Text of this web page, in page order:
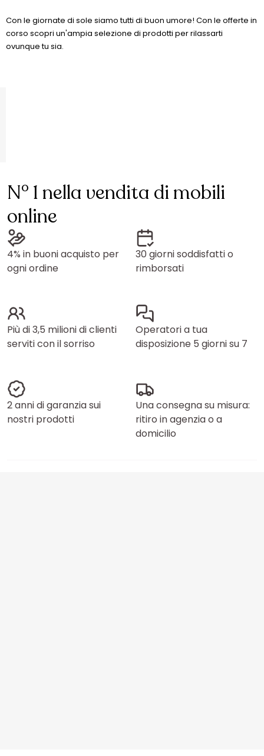
Con le giornate di sole siamo tutti di buon umore! Con le offerte in
corso scopri un'ampia selezione di prodotti per rilassarti
ovunque tu sia.
N° 1 nella vendita di mobili
online
4% in buoni acquisto per
ogni ordine
30 giorni soddisfatti o
rimborsati
Più di 3,5 milioni di clienti
serviti con il sorriso
Operatori a tua
disposizione 5 giorni su 7
2 anni di garanzia sui
nostri prodotti
Una consegna su misura:
ritiro in agenzia o a
domicilio